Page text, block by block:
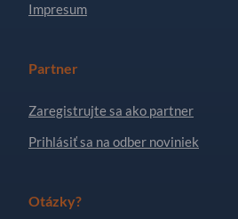
Impresum
Partner
Zaregistrujte sa ako partner
Prihlásiť sa na odber noviniek
Otázky?